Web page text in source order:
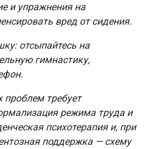
и упражнения на
вред от сидения.
отсыпайтесь на
гимнастику,
проблем требует
режима труда и
психотерапия и, при
поддержка — схему